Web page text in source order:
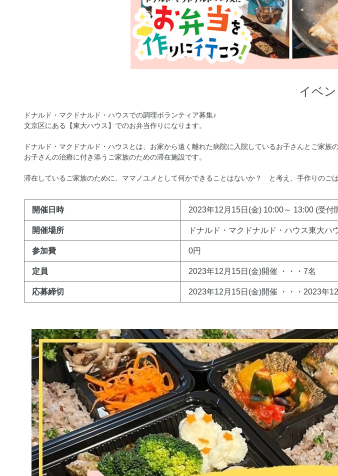
イベ
ドナルド・マクドナルド・ハウスでの調理ボランティア募集♪
文京区にある【東大ハウス】でのお弁当作りになります。
ドナルド・マクドナルド・ハウスとは、お家から遠く離れた病院に入院しているお子さんとご家族
お子さんの治療に付き添うご家族のための滞在施設です。
滞在しているご家族のために、ママノユメとして何かできることはないか？ と考え、手作りのご
開催日時 2023年12月15日(金) 10:00～ 13:00 (受付
開催場所 ドナルド・マクドナルド・ハウス東大ハ
参加費 0円
定員 2023年12月15日(金)開催 ・・・7名
応募締切 2023年12月15日(金)開催 ・・・2023年